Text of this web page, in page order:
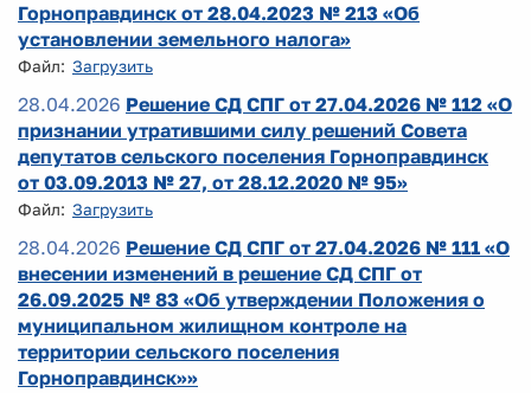
Горноправдинск от 28.04.2023 № 213 «Об
установлении земельного налога»
Файл: Загрузить
28.04.2026 Решение СД СПГ от 27.04.2026 № 112 «О
признании утратившими силу решений Совета
депутатов сельского поселения Горноправдинск
от 03.09.2013 № 27, от 28.12.2020 № 95»
Файл: Загрузить
28.04.2026 Решение СД СПГ от 27.04.2026 № 111 «О
внесении изменений в решение СД СПГ от
26.09.2025 № 83 «Об утверждении Положения о
муниципальном жилищном контроле на
территории сельского поселения
Горноправдинск»»